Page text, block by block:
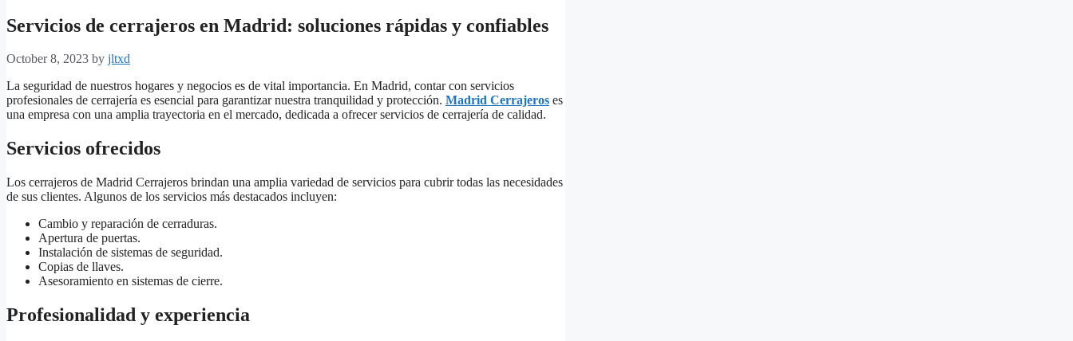
Servicios de cerrajeros en Madrid: soluciones rápidas y confiables
October 8, 2023 by jltxd
La seguridad de nuestros hogares y negocios es de vital importancia. En Madrid, contar con servicios
profesionales de cerrajería es esencial para garantizar nuestra tranquilidad y protección. Madrid Cerrajeros es
una empresa con una amplia trayectoria en el mercado, dedicada a ofrecer servicios de cerrajería de calidad.
Servicios ofrecidos
Los cerrajeros de Madrid Cerrajeros brindan una amplia variedad de servicios para cubrir todas las necesidades
de sus clientes. Algunos de los servicios más destacados incluyen:
Cambio y reparación de cerraduras.
Apertura de puertas.
Instalación de sistemas de seguridad.
Copias de llaves.
Asesoramiento en sistemas de cierre.
Profesionalidad y experiencia